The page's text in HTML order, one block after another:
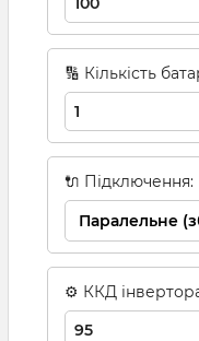
🔢 Кількість
🔌 Підключення:
⚙ ККД